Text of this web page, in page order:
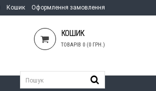
Кошик Оформлення замовлення
КОШИК
ТОВАРІВ 0 (0 ГРН.)